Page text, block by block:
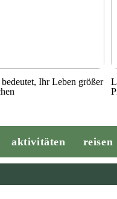
bedeutet, Ihr Leben größer
aktivitäten reisen